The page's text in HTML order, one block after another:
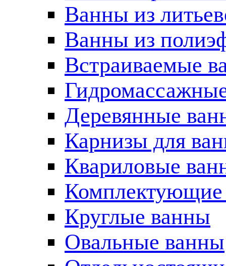
Ванны из
Ванны из
Встраиваемые
Деревянные
Карнизы для
Квариловые
Комплектующие
Круглые ванны
Овальные ванны